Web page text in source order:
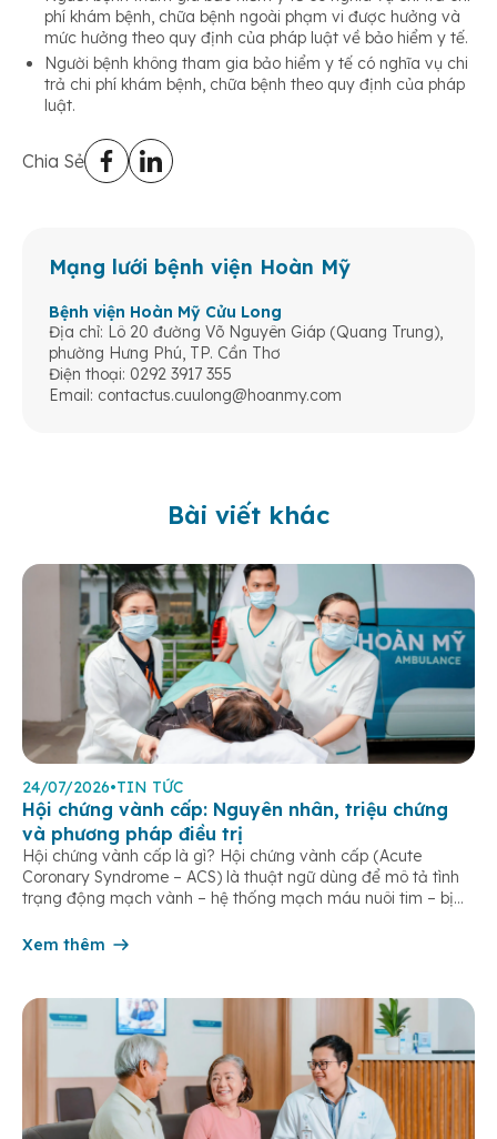
phí khám bệnh, chữa bệnh ngoài phạm vi được hưởng và
mức hưởng theo quy định của pháp luật về bảo hiểm y tế.
Người bệnh không tham gia bảo hiểm y tế có nghĩa vụ chi
trả chi phí khám bệnh, chữa bệnh theo quy định của pháp
luật.
Chia Sẻ
Mạng lưới bệnh viện Hoàn Mỹ
Bệnh viện Hoàn Mỹ Cửu Long
Địa chỉ: Lô 20 đường Võ Nguyên Giáp (Quang Trung),
phường Hưng Phú, TP. Cần Thơ
Điện thoại: 0292 3917 355
Email: contactus.cuulong@hoanmy.com
Bài viết khác
24/07/2026•TIN TỨC
Hội chứng vành cấp: Nguyên nhân, triệu chứng
và phương pháp điều trị
Hội chứng vành cấp là gì? Hội chứng vành cấp (Acute
Coronary Syndrome – ACS) là thuật ngữ dùng để mô tả tình
trạng động mạch vành – hệ thống mạch máu nuôi tim – bị
đến cơ tim giảm hoặc ngừng đột ngột. […]
Xem thêm